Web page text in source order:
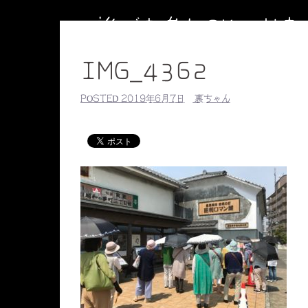
誰でも参加OKのお
HOME
【毎週水曜】子ども書道教室
IMG_4362
POSTED 2019年6月7日 裏ちゃん